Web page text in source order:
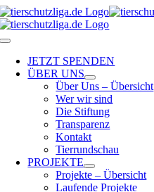
Skip
to
content
Toggle
NavigationJETZT SPENDEN
ÜBER UNS
Über Uns – Übersicht
Wer wir sind
Die Stiftung
Transparenz
Kontakt
Tierrundschau
PROJEKTE
Projekte – Übersicht
Laufende Projekte